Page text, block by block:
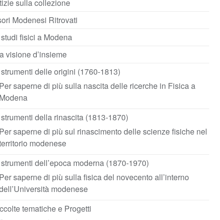
sulla collezione
Modenesi Ritrovati
fisici a Modena
visione d’insieme
delle origini (1760-1813)
Per saperne di più sulla nascita delle ricerche in Fisica a
Modena
della rinascita (1813-1870)
Per saperne di più sul rinascimento delle scienze fisiche nel
modenese
dell’epoca moderna (1870-1970)
Per saperne di più sulla fisica del novecento all’interno
modenese
tematiche e Progetti